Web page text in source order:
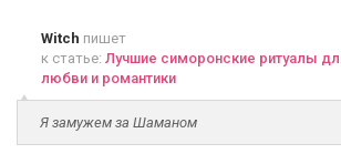
Witch пишет
к статье: Лучшие симоронские ритуалы
любви и романтики
Я замужем за Шаманом